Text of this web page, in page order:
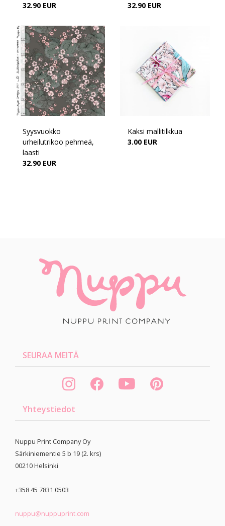
32.90 EUR
32.90 EUR
Syysvuokko
urheilutrikoo pehmeä,
laasti
32.90 EUR
Kaksi mallitilkkua
3.00 EUR
SEURAA MEITÄ
Yhteystiedot
Nuppu Print Company Oy
Särkiniementie 5 b 19 (2. krs)
00210Helsinki
+358 45 7831 0503
nuppu@nuppuprint.com